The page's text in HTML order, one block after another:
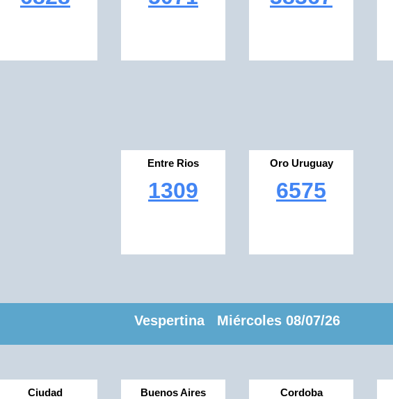
Entre Rios
1309
Oro Uruguay
6575
Vespertina Miércoles 08/07/26
Ciudad Buenos Aires Cordoba